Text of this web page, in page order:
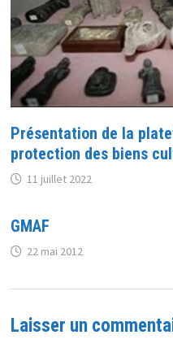
Présentation de la
protection des biens
11 juillet 2022
GMAF
22 mai 2012
Laisser un